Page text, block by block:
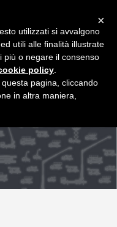
×
utilizzati si avvalgono
utili alle finalità illustrate
più o negare il consenso
policy
pagina, cliccando
in altra maniera,